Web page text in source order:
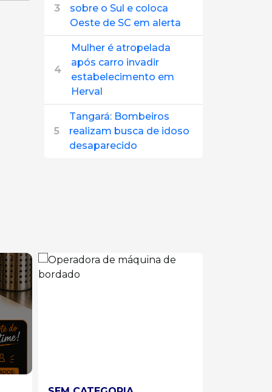
3
sobre o Sul e coloca
Oeste de SC em alerta
4
Mulher é atropelada
após carro invadir
estabelecimento em
Herval
5
Tangará: Bombeiros
realizam busca de idoso
desaparecido